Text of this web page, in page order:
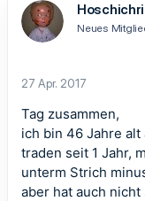
Neues
27 Apr. 2017
Tag zusammen,
ich bin 46 Jahre
traden seit 1 Jahr,
unterm Strich
aber hat auch